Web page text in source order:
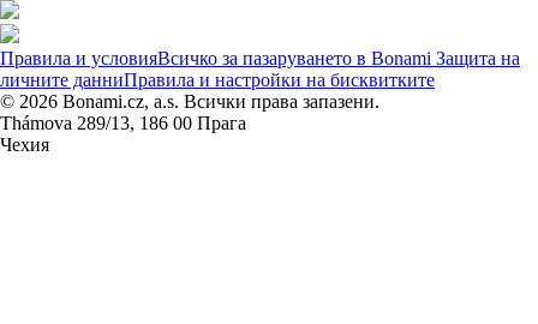
Правила и условияВсичко за пазаруването в Bonami Защита на
личните данниПравила и настройки на бисквитките
© 2026 Bonami.cz, a.s. Всички права запазени.
Thámova 289/13, 186 00 Прага
Чехия